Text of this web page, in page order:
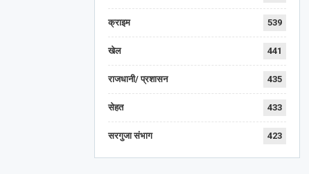
क्राइम 539
खेल 441
राजधानी/ प्रशासन 435
सेहत 433
सरगुजा संभाग 423